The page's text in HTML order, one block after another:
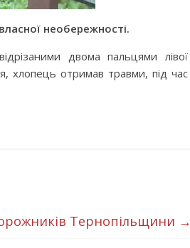
необережності.
двома пальцями лівої
хлопець отримав травми, під час
Тернопільщини →